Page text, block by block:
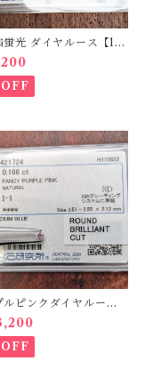
蛍光 ダイヤルース【1.5
PRO208926
ルピンクダイヤルース
】PRO204575